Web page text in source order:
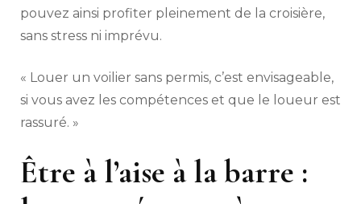
pouvez ainsi profiter pleinement de la croisière,
sans stress ni imprévu.
« Louer un voilier sans permis, c’est envisageable,
si vous avez les compétences et que le loueur est
rassuré. »
Être à l’aise à la barre :